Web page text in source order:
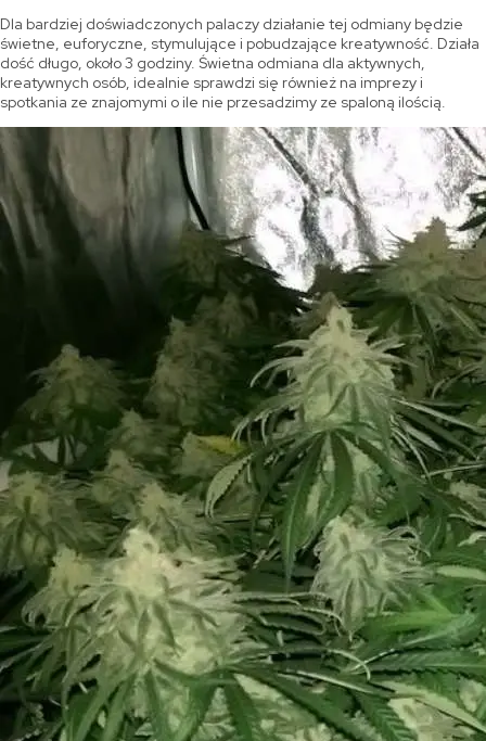
Dla bardziej doświadczonych palaczy działanie tej odmiany będzie
świetne, euforyczne, stymulujące i pobudzające kreatywność. Działa
dość długo, około 3 godziny. Świetna odmiana dla aktywnych,
kreatywnych osób, idealnie sprawdzi się również na imprezy i
spotkania ze znajomymi o ile nie przesadzimy ze spaloną ilością.